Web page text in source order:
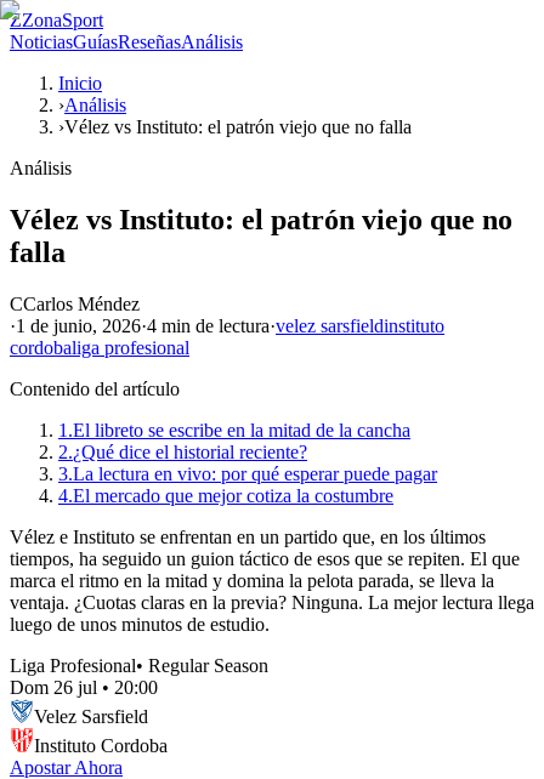
ZZonaSport
NoticiasGuíasReseñasAnálisis
Inicio
›Análisis
›Vélez vs Instituto: el patrón viejo que no falla
Análisis
Vélez vs Instituto: el patrón viejo que no
falla
CCarlos Méndez
·1 de junio, 2026·4 min de lectura·velez sarsfieldinstituto
cordobaliga profesional
Contenido del artículo
1.El libreto se escribe en la mitad de la cancha
2.¿Qué dice el historial reciente?
3.La lectura en vivo: por qué esperar puede pagar
4.El mercado que mejor cotiza la costumbre
Vélez e Instituto se enfrentan en un partido que, en los últimos
tiempos, ha seguido un guion táctico de esos que se repiten. El que
marca el ritmo en la mitad y domina la pelota parada, se lleva la
ventaja. ¿Cuotas claras en la previa? Ninguna. La mejor lectura llega
luego de unos minutos de estudio.
Liga Profesional• Regular Season
Dom 26 jul • 20:00
Velez Sarsfield
Instituto Cordoba
Apostar Ahora